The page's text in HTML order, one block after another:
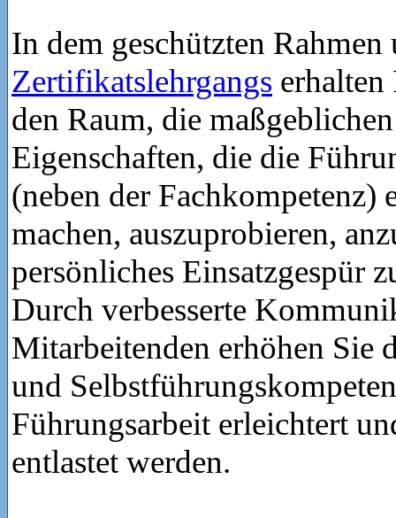
In dem geschützten Rahmen
Zertifikatslehrgangs
den Raum, die
Eigenschaften, die die
(neben der Fachkompetenz)
machen, auszuprobieren,
persönliches Einsatzgespür
Durch verbesserte
Mitarbeitenden erhöhen Sie
und
Führungsarbeit erleichtert
entlastet werden.